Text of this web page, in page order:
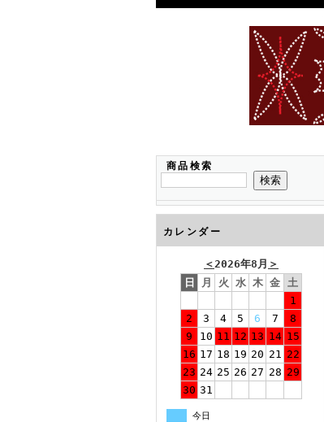
商品検索
カレンダー
＜2026年8月 ＞
日
月 火 水 木 金 土
1
2
3 4 5 6 7
8
9
10 11 12 13 14 15
16 17 18 19 20 21 22
23 24 25 26 27 28 29
30 31
今日